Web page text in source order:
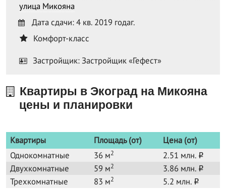
улица Микояна
Дата сдачи: 4 кв. 2019 годаг.
Комфорт-класс
Застройщик: Застройщик «Гефест»
Квартиры в Экоград на Микояна
цены и планировки
Квартиры Площадь (от)
Цена (от)
Однокомнатные
36 м2 2.51 млн. o
Двухкомнатные 59 м2 3.86 млн. o
Трехкомнатные 83 м2 5.2 млн. o